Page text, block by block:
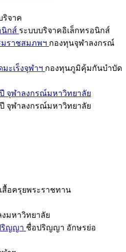
ริจาค
นิกส์ ระบบบริจาคอิเล็กทรอนิกส์
ราชสมภพฯ กองทุนจุฬาลงกรณ์
ะเร็งจุฬาฯ กองทุนภูมิคุ้มกันบำบัด
จุฬาลงกรณ์มหาวิทยาลัย
จุฬาลงกรณ์มหาวิทยาลัย
เสื้อครุยพระราชทาน
งมหาวิทยาลัย
ริญญา ชื่อปริญญา อักษรย่อ